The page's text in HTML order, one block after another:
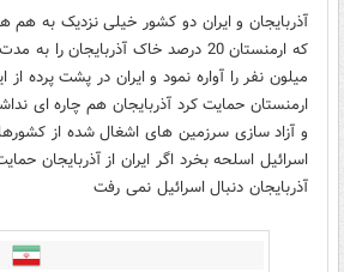
میلون نفر را آواره نمود و ایران در پشت پرده
ارمنستان حمایت کرد آذربایجان هم چاره ای
و آزاد سازی سرزمین های اشغال شده از
اسرائیل اسلحه بخرد اگر ایران از آذربایجان
آذربایجان دنبال اسرائیل نمی رفت